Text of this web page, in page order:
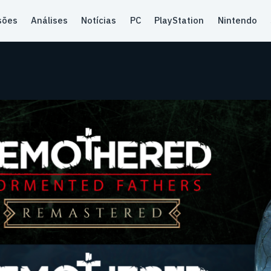
Análises Notícias PC PlayStation Nintendo